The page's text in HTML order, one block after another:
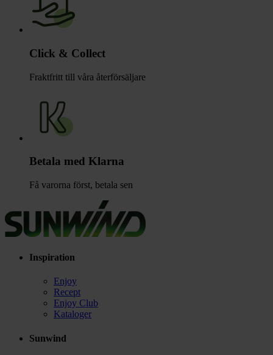
Click & Collect
Fraktfritt till våra återförsäljare
Betala med Klarna
Få varorna först, betala sen
Inspiration
Enjoy
Recept
Enjoy Club
Kataloger
Sunwind